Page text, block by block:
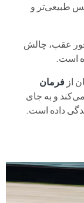
طبیعی‌تر و
عقب، چالش
است.
از فرمان
و به جای
داده است.